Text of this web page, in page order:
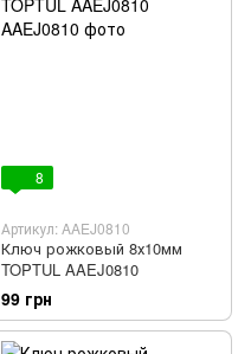
8
Артикул: AAEJ0810
Ключ рожковый 8х10мм
TOPTUL AAEJ0810
99 грн